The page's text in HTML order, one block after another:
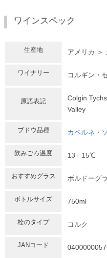
ワインスペック
生産地 アメリカ ＞
ワイナリー コルギン・
原語表記
Colgin
Valley
ブドウ品種 カベルネ・
飲みごろ温度 13 - 15℃
おすすめグラス ボルドーグ
ボトルサイズ 750ml
栓のタイプ コルク
JANコード